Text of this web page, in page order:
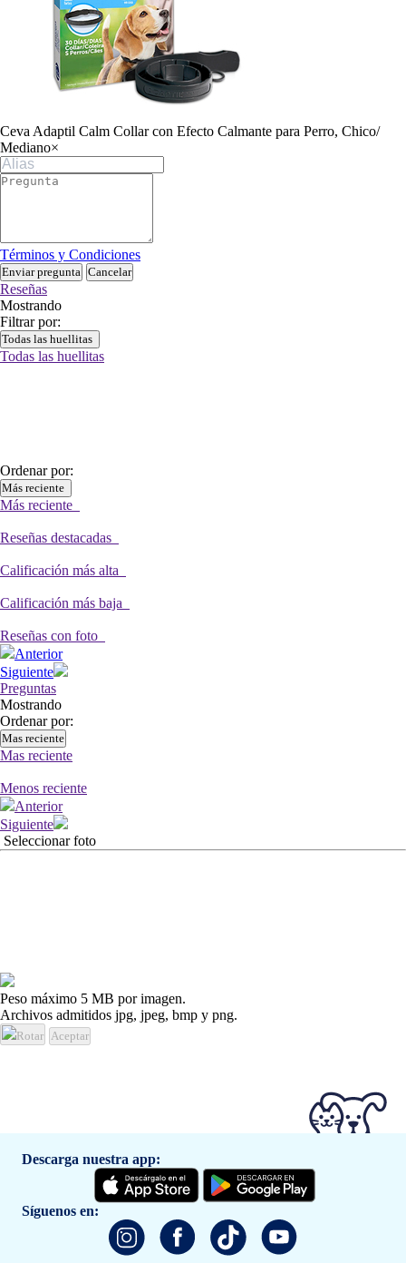
Ceva Adaptil Calm Collar con Efecto Calmante para Perro, Chico/
Mediano×
Términos y Condiciones
Enviar pregunta Cancelar
Reseñas
Mostrando
Filtrar por:
Todas las huellitas
Todas las huellitas
Ordenar por:
Más reciente
Más reciente
Reseñas destacadas
Calificación más alta
Calificación más baja
Reseñas con foto
Anterior
Siguiente
Preguntas
Mostrando
Ordenar por:
Mas reciente
Mas reciente
Menos reciente
Anterior
Siguiente
Seleccionar foto
Peso máximo 5 MB por imagen.
Archivos admitidos jpg, jpeg, bmp y png.
Rotar Aceptar
Descarga nuestra app:
Síguenos en: